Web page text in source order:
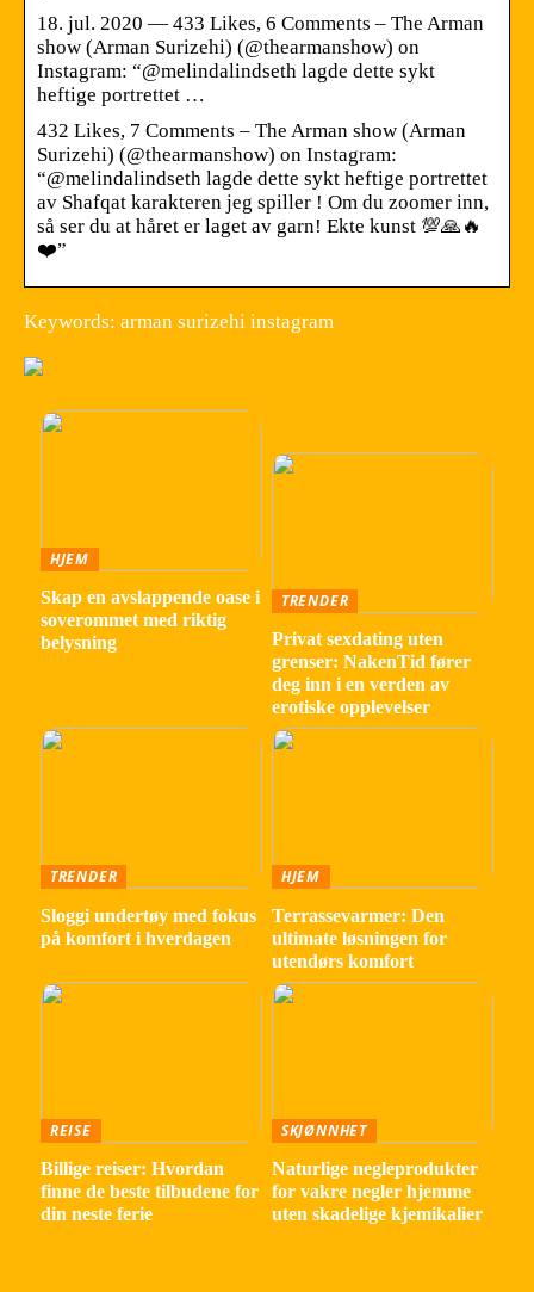
18. jul. 2020 — 433 Likes, 6 Comments – The Arman
show (Arman Surizehi) (@thearmanshow) on
Instagram: “@melindalindseth lagde dette sykt
heftige portrettet …
432 Likes, 7 Comments – The Arman show (Arman
Surizehi) (@thearmanshow) on Instagram:
“@melindalindseth lagde dette sykt heftige portrettet
av Shafqat karakteren jeg spiller ! Om du zoomer inn,
så ser du at håret er laget av garn! Ekte kunst 💯🙏🔥
❤️”
Keywords: arman surizehi instagram
HJEM
Skap en avslappende oase i
soverommet med riktig
belysning
TRENDER
Privat sexdating uten
grenser: NakenTid fører
deg inn i en verden av
erotiske opplevelser
TRENDER
Sloggi undertøy med fokus
på komfort i hverdagen
HJEM
Terrassevarmer: Den
ultimate løsningen for
utendørs komfort
REISE
Billige reiser: Hvordan
finne de beste tilbudene for
din neste ferie
SKJØNNHET
Naturlige negleprodukter
for vakre negler hjemme
uten skadelige kjemikalier